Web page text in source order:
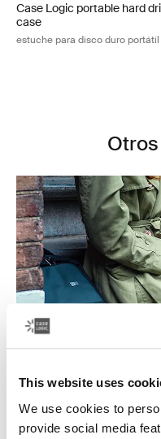
This website uses
We use cookies to
provide social media
Case Logic portable hard
case
estuche para disco duro portátil
Bolsos para